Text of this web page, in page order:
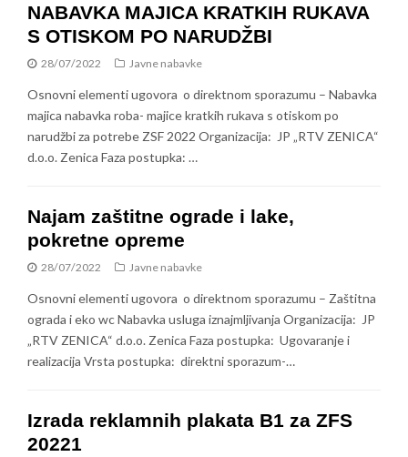
NABAVKA MAJICA KRATKIH RUKAVA
S OTISKOM PO NARUDŽBI
28/07/2022 Javne nabavke
Osnovni elementi ugovora o direktnom sporazumu – Nabavka
majica nabavka roba- majice kratkih rukava s otiskom po
narudžbi za potrebe ZSF 2022 Organizacija: JP „RTV ZENICA“
d.o.o. Zenica Faza postupka: …
Najam zaštitne ograde i lake,
pokretne opreme
28/07/2022 Javne nabavke
Osnovni elementi ugovora o direktnom sporazumu – Zaštitna
ograda i eko wc Nabavka usluga iznajmljivanja Organizacija: JP
„RTV ZENICA“ d.o.o. Zenica Faza postupka: Ugovaranje i
realizacija Vrsta postupka: direktni sporazum-…
Izrada reklamnih plakata B1 za ZFS
20221